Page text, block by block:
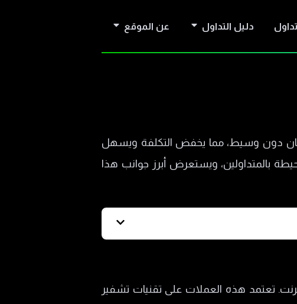
دليل التداول عن الموقع
دون وسيط، مما يخفض التكلفة ويسهل
بالمتداولين، ويستعرض أبرز جوانب هذا
تعتمد هذه العملات على تقنيات تشفير